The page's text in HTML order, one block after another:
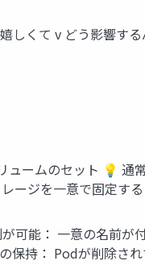
しくて v どう影響す
ームのセット 💡
ージを一意で固定する
可能： 一意の名前が
保持： Podが削除さ